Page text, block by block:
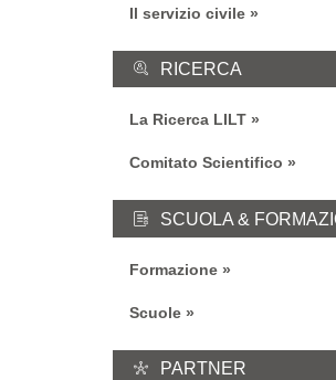
Il servizio civile
RICERCA
La Ricerca LILT
Comitato Scientifico
SCUOLA &
Formazione
Scuole
PARTNER